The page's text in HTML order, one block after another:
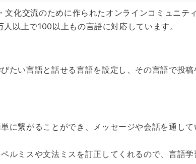
化交流のために作られたオンラインコミュニティ
以上で100以上もの言語に対応しています。
たい言語と話せる言語を設定し、その言語で投
に繋がることができ、メッセージや会話を通し
ルミスや文法ミスを訂正してくれるので、言語